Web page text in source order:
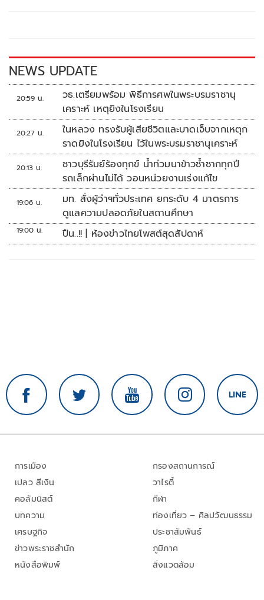
ของโลก ที่เคยได้รับเกียรติเป็นเจ้าภาพการประชุมดังกล่าวถึง 2
ครั้ง โดยอีก 2 ประเทศคือ ญี่ปุ่นและตุรกี สะท้อนถึงความเชื่อมั่น
ของประชาคมโลกต่อศักยภาพและเสถียรภาพของไทย สำหรับ
การประชุมประจำปีฯ จะจัดขึ้นระหว่างวันที่ 12-18 ตุลาคม 2569
ที่กรุงเทพฯ โดยรัฐบาลไทยคาดว่าจะมีผู้เข้าร่วมจากทั่วโลกกว่า
15,000 คน ทั้งรัฐมนตรีคลัง ผู้ว่าการธนาคารกลาง ผู้บริหาร
สถาบันการเงิน นักลงทุน นักเศรษฐศาสตร์ ภาคธุรกิจ และ
สื่อมวลชนจากประเทศสมาชิกกว่า 191 ประเทศ
นายกฯ ได้ให้แนวทางกับทีมเศรษฐกิจของรัฐบาลว่า ต้องทำให้
การเป็นเจ้าภาพครั้งนี้ ไม่ใช่เพียงการส้างภาพลักษณ์ประเทศ แต่
คือโอกาสสร้างประโยชน์โดยตรงต่อประชาชน ทั้งการเปิดพื้นที่
ให้ไทยนำเสนอนโยบายเศรษฐกิจ การเรียนรู้เทคโนโลยีการเงิน
k k
NEWS UPDATE
20:59 น.
วธ.เตรียมพร้อม พิธีการศพในพระบรมราชานุ
เคราะห์ เหตุยิงในโรงเรียน
20:27 น.
ในหลวง ทรงรับผู้เสียชีวิตและบาดเจ็บจากเหตุก
ราดยิงในโรงเรียน ไว้ในพระบรมราชานุเคราะห์
20:13 น.
ชาวบุรีรัมย์ร้องทุกข์ น้ำท่วมนาข้าวซ้ำซากทุกปี
รถเล็กผ่านไม่ได้ วอนหน่วยงานเร่งแก้ไข
19:06 น.
มท. สั่งผู้ว่าฯทั่วประเทศ ยกระดับ 4 มาตรการ
ดูแลความปลอดภัยในสถานศึกษา
19:00 น. ปืน..!! | ห้องข่าวไทยโพสต์สุดสัปดาห์
การเมือง
เปลว สีเงิน
คอลัมนิสต์
บทความ
เศรษฐกิจ
ข่าวพระราชสำนัก
หนังสือพิมพ์
กรองสถานการณ์
วาไรตี้
กีฬา
ท่องเที่ยว – ศิลปวัฒนธรรม
ประชาสัมพันธ์
ภูมิภาค
สิ่งแวดล้อม